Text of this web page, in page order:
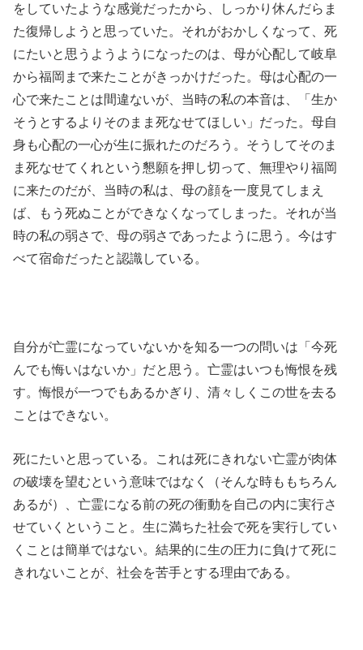
をしていたような感覚だったから、しっかり休んだらま
た復帰しようと思っていた。それがおかしくなって、死
にたいと思うようようになったのは、母が心配して岐阜
から福岡まで来たことがきっかけだった。母は心配の一
心で来たことは間違ないが、当時の私の本音は、「生か
そうとするよりそのまま死なせてほしい」だった。母自
身も心配の一心が生に振れたのだろう。そうしてそのま
ま死なせてくれという懇願を押し切って、無理やり福岡
に来たのだが、当時の私は、母の顔を一度見てしまえ
ば、もう死ぬことができなくなってしまった。それが当
時の私の弱さで、母の弱さであったように思う。今はす
べて宿命だったと認識している。
自分が亡霊になっていないかを知る一つの問いは「今死
んでも悔いはないか」だと思う。亡霊はいつも悔恨を残
す。悔恨が一つでもあるかぎり、清々しくこの世を去る
ことはできない。
死にたいと思っている。これは死にきれない亡霊が肉体
の破壊を望むという意味ではなく（そんな時ももちろん
あるが）、亡霊になる前の死の衝動を自己の内に実行さ
せていくということ。生に満ちた社会で死を実行してい
くことは簡単ではない。結果的に生の圧力に負けて死に
きれないことが、社会を苦手とする理由である。